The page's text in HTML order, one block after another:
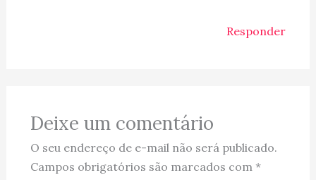
Responder
Deixe um comentário
O seu endereço de e-mail não será publicado.
Campos obrigatórios são marcados com *